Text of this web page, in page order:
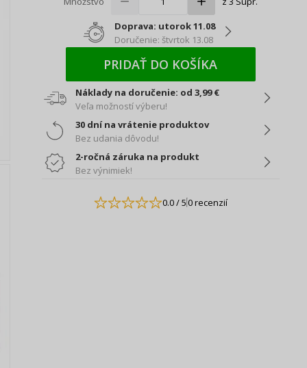
Doprava: utorok 11.08
Doručenie: štvrtok 13.08
PRIDAŤ DO KOŠÍKA
Náklady na doručenie: od 3,99 €
Veľa možností výberu!
30 dní na vrátenie produktov
Bez udania dôvodu!
2-ročná záruka na produkt
Bez výnimiek!
0.0/ 50 recenzií